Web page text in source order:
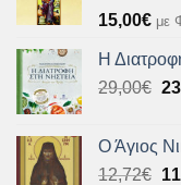
15,00€ με
Η
29,00€
Ο Άγιος
12,72€